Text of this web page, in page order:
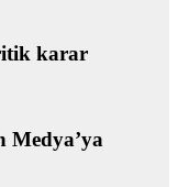
karar
Medya’ya